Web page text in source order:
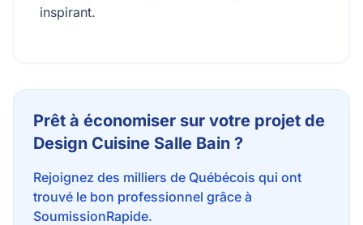
inspirant.
Prêt à économiser sur votre projet de
Design Cuisine Salle Bain ?
Rejoignez des milliers de Québécois qui ont
trouvé le bon professionnel grâce à
SoumissionRapide.